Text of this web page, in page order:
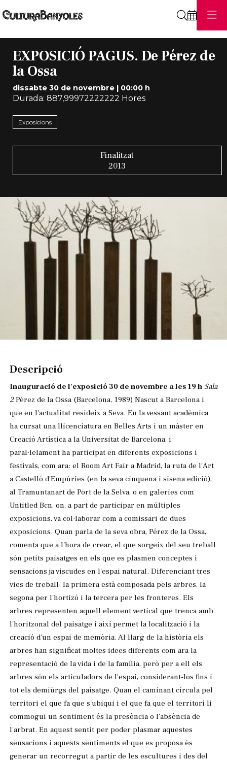
EXPOSICIÓ PAGUS. De Pérez de
la Ossa
dissabte 30 de novembre| 00:00 h
Durada: 887,99972222222 Hores
Exposicions
Finalitzat
2013
Descripció
Inauguració de l'exposició 30 de novembre a les 19 h Sala
2Pérez de la Ossa (Barcelona, 1989) Nascut a Barcelona i
que en l'actualitat resideix a Seva. En la vessant acadèmica
ha cursat una llicenciatura en Belles Arts i un màster en
Creació Artística a la Universitat de Barcelona, i
paral·lelament ha participat en diferents exposicions i
festivals, com ara: el Room Art Fair a Madrid, la ruta de l'Art
a Castelló d'Empúries (en la seva cinquena i sisena edició),
al Tramuntanart de Port de la Selva, o en galeries com
Untitled Bcn, on, a part de participar en múltiples
exposicions, va col·laborar com a comissari de dues
exposicions. Quan parla de la seva obra, Pérez de la Ossa,
comenta que a l'hora de crear, el que sorgeix del seu treball
són petits paisatges en els que es plasmen conceptes i
sensacions ja viscudes en l'espai natural. Diferenciant tres
vies de treball: la primera està composada pels arbres, la
segona per l'hortizó i la tercera per les fronteres. Els
arbres representen aquell element vertical que trenca amb
l'horitzonal del paisatge i així permet la localització i la
creació d'un espai de memòria. Al llarg de la història els
arbres han significat moltes idees diferents com ara la
representació de la vida i de la família, però per a ell els
arbres són els articuladors de l'espai, considerant-los fins i
tot els demiürgs del paisatge. Quan el caminant circula pel
territori el que fa que s'ubiqui i el que fa que el territori li
commogui un sentiment és la presència o l'absència de
l'arbrat. En aquest sentit per poder plasmar aquestes
sensacions i aquests sentiments el que es proposa és
generar un recorregut a partir de les escultures i des del